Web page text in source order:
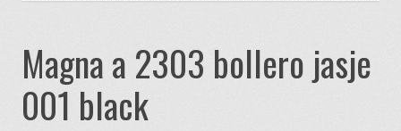
Magna a 2303 bollero jasje
001 black